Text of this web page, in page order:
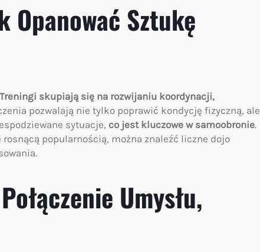
Sztukę
Treningi skupiają się na rozwijaniu koordynacji,
pozwalają nie tylko poprawić kondycję fizyczną, ale
sytuacje, co jest kluczowe w samoobronie.
popularnością, można znaleźć liczne dojo
Umysłu,